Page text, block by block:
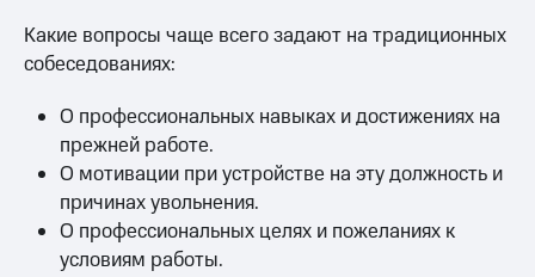
Какие вопросы чаще всего задают на традиционных
собеседованиях:
О профессиональных навыках и достижениях на
прежней работе.
О мотивации при устройстве на эту должность и
причинах увольнения.
О профессиональных целях и пожеланиях к
условиям работы.